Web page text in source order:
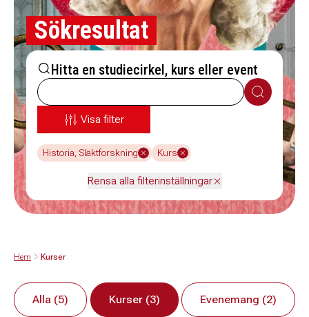
Sökresultat
Hitta en studiecirkel, kurs eller event
Sök
Visa filter
Historia, Släktforskning Kurs
Rensa alla filterinställningar
Hem Kurser
Alla (5) Kurser (3) Evenemang (2)